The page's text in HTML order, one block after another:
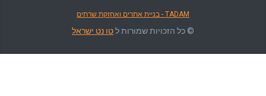
TADAM - בניית אתרים ואחזקת שרתים
© כל הזכויות שמורות לטו נט ישראל